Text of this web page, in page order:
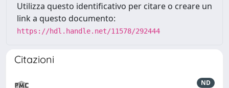
Utilizza questo identificativo per citare o creare un
link a questo documento:
https://hdl.handle.net/11578/292444
Citazioni
ND